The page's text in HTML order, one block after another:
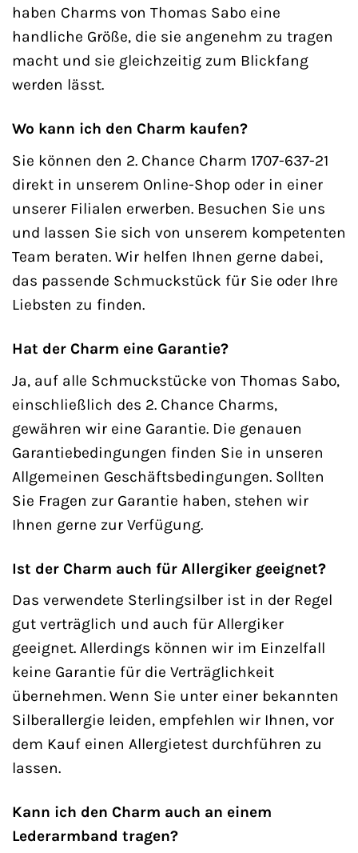
haben Charms von Thomas Sabo eine
handliche Größe, die sie angenehm zu tragen
macht und sie gleichzeitig zum Blickfang
werden lässt.
Wo kann ich den Charm kaufen?
Sie können den 2. Chance Charm 1707-637-21
direkt in unserem Online-Shop oder in einer
unserer Filialen erwerben. Besuchen Sie uns
und lassen Sie sich von unserem kompetenten
Team beraten. Wir helfen Ihnen gerne dabei,
das passende Schmuckstück für Sie oder Ihre
Liebsten zu finden.
Hat der Charm eine Garantie?
Ja, auf alle Schmuckstücke von Thomas Sabo,
einschließlich des 2. Chance Charms,
gewähren wir eine Garantie. Die genauen
Garantiebedingungen finden Sie in unseren
Allgemeinen Geschäftsbedingungen. Sollten
Sie Fragen zur Garantie haben, stehen wir
Ihnen gerne zur Verfügung.
Ist der Charm auch für Allergiker geeignet?
Das verwendete Sterlingsilber ist in der Regel
gut verträglich und auch für Allergiker
geeignet. Allerdings können wir im Einzelfall
keine Garantie für die Verträglichkeit
übernehmen. Wenn Sie unter einer bekannten
Silberallergie leiden, empfehlen wir Ihnen, vor
dem Kauf einen Allergietest durchführen zu
lassen.
Kann ich den Charm auch an einem
Lederarmband tragen?